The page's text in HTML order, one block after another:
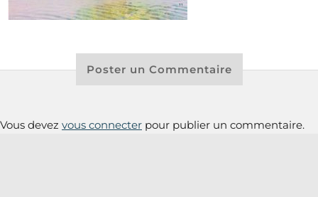
Poster un Commentaire
Vous devez vous connecter pour publier un commentaire.